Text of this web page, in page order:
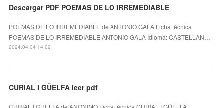
Descargar PDF POEMAS DE LO IRREMEDIABLE
POEMAS DE LO IRREMEDIABLE de ANTONIO GALA Ficha técnica
POEMAS DE LO IRREMEDIABLE ANTONIO GALA Idioma: CASTELLAN…
2024.04.04 14:02
CURIAL I GÜELFA leer pdf
CURIAL I GÜELFA de ANONIMO Ficha técnica CURIAL I GÜELFA